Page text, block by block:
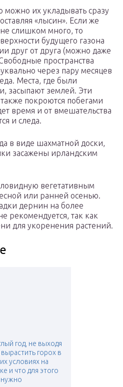
можно их укладывать сразу
«лысин». Если же
слишком много, то
будущего газона
друг от друга (можно даже
пространства
через пару месяцев
Места, где были
засыпают землей. Эти
покроются побегами
время и от вмешательства
и следа.
в виде шахматной доски,
засажены ирландским
вегетативным
или ранней осенью.
дернин на более
рекомендуется, так как
для укоренения растений.
год, не выходя
горох в
условиях на
и что для этого
нужно